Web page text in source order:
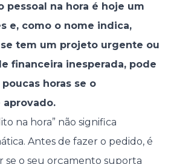
pessoal na hora é hoje um
e, como o nome indica,
se tem um projeto urgente ou
financeira inesperada, pode
horas se o
na hora” não significa
Antes de fazer o pedido, é
se o seu orçamento suporta